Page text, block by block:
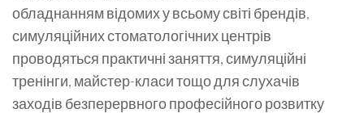
обладнанням відомих у всьому світі брендів,
симуляційних стоматологічних центрів
проводяться практичні заняття, симуляційні
тренінги, майстер-класи тощо для слухачів
заходів безперервного професійного розвитку